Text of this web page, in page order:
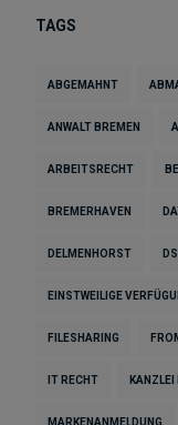
TAGS
ABGEMAHNT
ANWALT BREMEN
ARBEITSRECHT
BREMERHAVEN
DELMENHORST
EINSTWEILIGE
FILESHARING
IT RECHT KANZLEI
MARKENANMELDUNG